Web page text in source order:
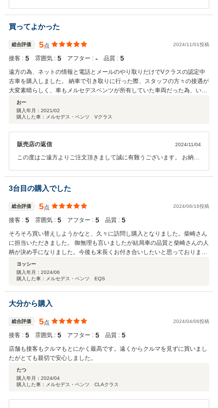
ただけるよう、丁寧な対応を心がけてまいります。 また何かございま
したら、どうぞお気軽にご相談くださいませ。 よろしくお願い申し上
げます。
買ってよかった
総合評価 5点 2024/11/01投稿
接客 : 5 雰囲気 : 5 アフター : ‐ 品質 : 5
遠方の為、ネットの情報と電話とメールのやり取りだけでVクラスの認定中
古車を購入しました。 納車で引き取りに行った際、スタッフの方々の接遇が
大変素晴らしく、車もメルセデスベンツが所有していた車両だった為、いい
買い物ができました。 次に車を買うときも、こちらのお店（グループ）で検
討したいと思っています。
おー
購入年月： 2021/02
購入した車：メルセデス・ベンツ Vクラス
販売店の返信 2024/11/04
この度はご遠方よりご注文頂きまして誠に有難うございます。 お納車
て誠に有難うございました。 また何がございましたらお気軽にご連絡
心よりお待ち申し上げます。 誠に有難うございました。
3台目の購入でした
総合評価 5点 2024/06/16投稿
接客 : 5 雰囲気 : 5 アフター : 5 品質 : 5
そろそろ買い替えしようかなと、久々に訪問し購入となりました。柴崎さん
に担当いただきました。 御無理も言いましたが結局車の品質と柴崎さんの人
柄が決め手になりました。今後も末長くお付き合いしたいと思っておりま
す。今度はありがとうございました。
ヨッシー
購入年月： 2024/06
購入した車：メルセデス・ベンツ EQS
大分から購入
総合評価 5点 2024/04/06投稿
接客 : 5 雰囲気 : 5 アフター : 5 品質 : 5
店舗も接客もクルマもとにかく最高です。遠くからクルマを見ずに買いまし
たがとても親切で安心しました。
たつ
購入年月： 2024/04
購入した車：メルセデス・ベンツ CLAクラス